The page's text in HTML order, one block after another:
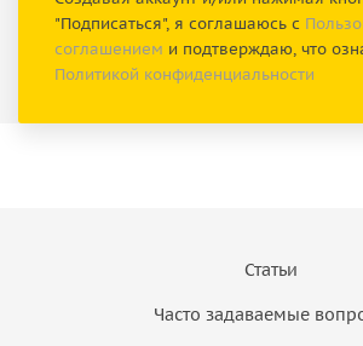
"Подписаться", я соглашаюсь с
соглашением и подтверждаю, что
Политикой конфиденциальности
Статьи
Часто задаваемые